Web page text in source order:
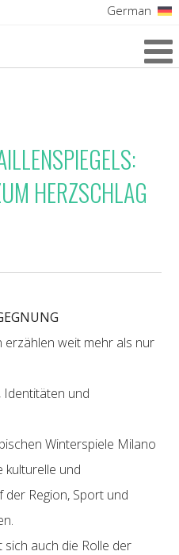
German
HERZSCHLAG
weit mehr als nur
Identitäten und
Winterspiele Milano
kulturelle und
der Region, Sport und
auch die Rolle der